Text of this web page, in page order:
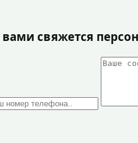
вами свяжется